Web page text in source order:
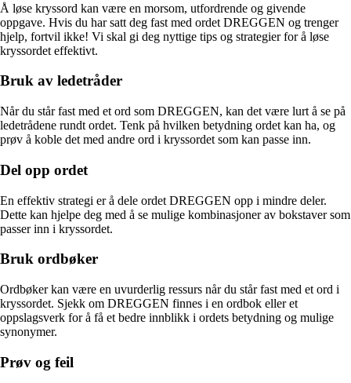
Å løse kryssord kan være en morsom, utfordrende og givende
oppgave. Hvis du har satt deg fast med ordet DREGGEN og trenger
hjelp, fortvil ikke! Vi skal gi deg nyttige tips og strategier for å løse
kryssordet effektivt.
Bruk av ledetråder
Når du står fast med et ord som DREGGEN, kan det være lurt å se på
ledetrådene rundt ordet. Tenk på hvilken betydning ordet kan ha, og
prøv å koble det med andre ord i kryssordet som kan passe inn.
Del opp ordet
En effektiv strategi er å dele ordet DREGGEN opp i mindre deler.
Dette kan hjelpe deg med å se mulige kombinasjoner av bokstaver som
passer inn i kryssordet.
Bruk ordbøker
Ordbøker kan være en uvurderlig ressurs når du står fast med et ord i
kryssordet. Sjekk om DREGGEN finnes i en ordbok eller et
oppslagsverk for å få et bedre innblikk i ordets betydning og mulige
synonymer.
Prøv og feil